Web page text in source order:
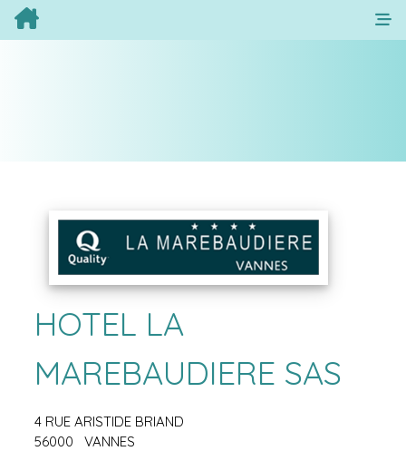
HOTEL LA
MAREBAUDIERE SAS
4 RUE ARISTIDE BRIAND
56000
VANNES